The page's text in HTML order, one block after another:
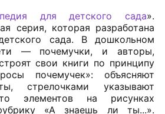
для детского сада».
серия, которая разработана
сада. В дошкольном
— почемучки, и авторы,
свои книги по принципу
почемучек»: объясняют
стрелочками указывают
то элементов на рисунках
«А знаешь ли ты...».